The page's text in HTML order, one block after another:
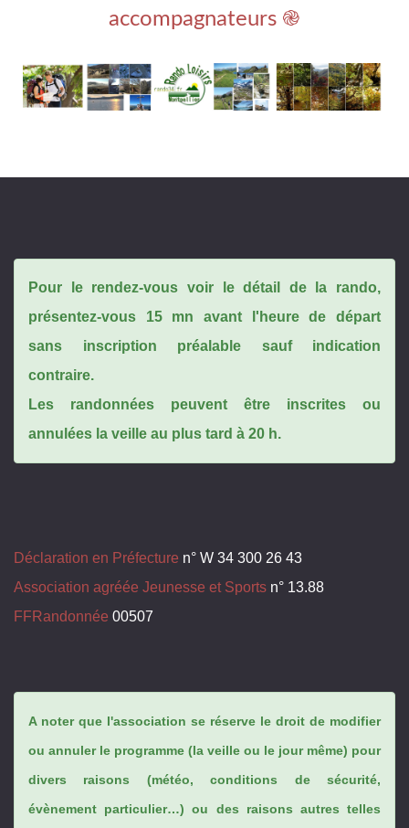
accompagnateurs ֎
Pour le rendez-vous voir le détail de la rando,
présentez-vous 15 mn avant l'heure de départ
sans inscription préalable sauf indication
contraire.
Les randonnées peuvent être inscrites ou
annulées la veille au plus tard à 20 h.
Déclaration en Préfecture n° W 34 300 26 43
Association agréée Jeunesse et Sports n° 13.88
FFRandonnée 00507
A noter que l'association se réserve le droit de modifier
ou annuler le programme (la veille ou le jour même) pour
divers raisons (météo, conditions de sécurité,
évènement particulier…) ou des raisons autres telles